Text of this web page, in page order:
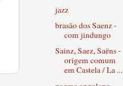
jazz
brasão dos Saenz -
com jindungo
Sainz, Saez, Saëns -
origem comum
em Castela / La ...